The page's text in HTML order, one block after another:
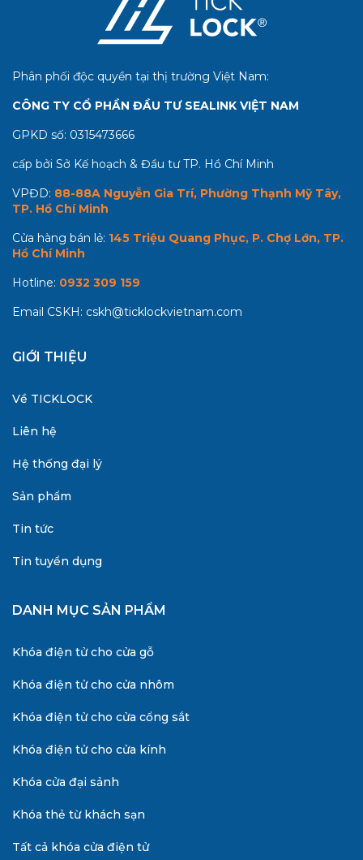
Phân phối độc quyền tại thị trường Việt Nam:
CÔNG TY CỔ PHẦN ĐẦU TƯ SEALINK VIỆT NAM
GPKD số: 0315473666
cấp bởi Sở Kế hoạch & Đầu tư TP. Hồ Chí Minh
VPĐD: 88-88A Nguyễn Gia Trí, Phường Thạnh Mỹ Tây,
TP. Hồ Chí Minh
Cửa hàng bán lẻ: 145 Triệu Quang Phục, P. Chợ Lớn, TP.
Hồ Chí Minh
Hotline: 0932 309 159
Email CSKH: cskh@ticklockvietnam.com
GIỚI THIỆU
Về TICKLOCK
Liên hệ
Hệ thống đại lý
Sản phẩm
Tin tức
Tin tuyển dụng
DANH MỤC SẢN PHẨM
Khóa điện tử cho cửa gỗ
Khóa điện tử cho cửa nhôm
Khóa điện tử cho cửa cổng sắt
Khóa điện tử cho cửa kính
Khóa cửa đại sảnh
Khóa thẻ từ khách sạn
Tất cả khóa cửa điện tử